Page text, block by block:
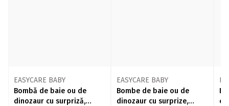
EASYCARE BABY
Bombă de baie ou de
dinozaur cu surpriză,
EASYCARE BABY
Bombe de baie ou de
dinozaur cu surprize,